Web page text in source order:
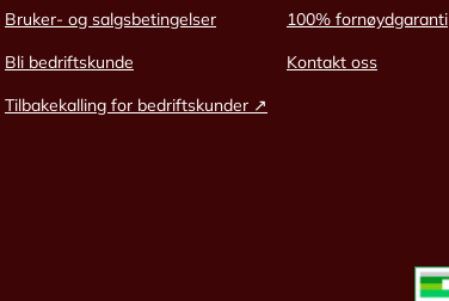
Bruker- og salgsbetingelser
Bli bedriftskunde
Tilbakekalling for bedriftskunder ↗
100% fornøydgaranti
Kontakt oss